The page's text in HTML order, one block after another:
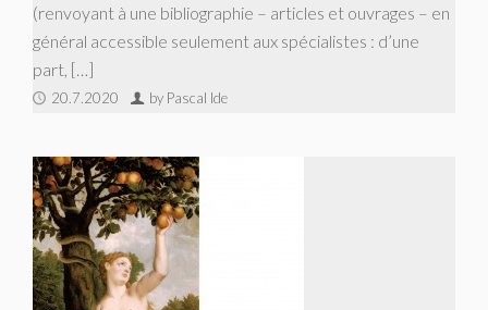
(renvoyant à une bibliographie – articles et ouvrages – en
général accessible seulement aux spécialistes : d’une
part, […]
20.7.2020 by Pascal Ide